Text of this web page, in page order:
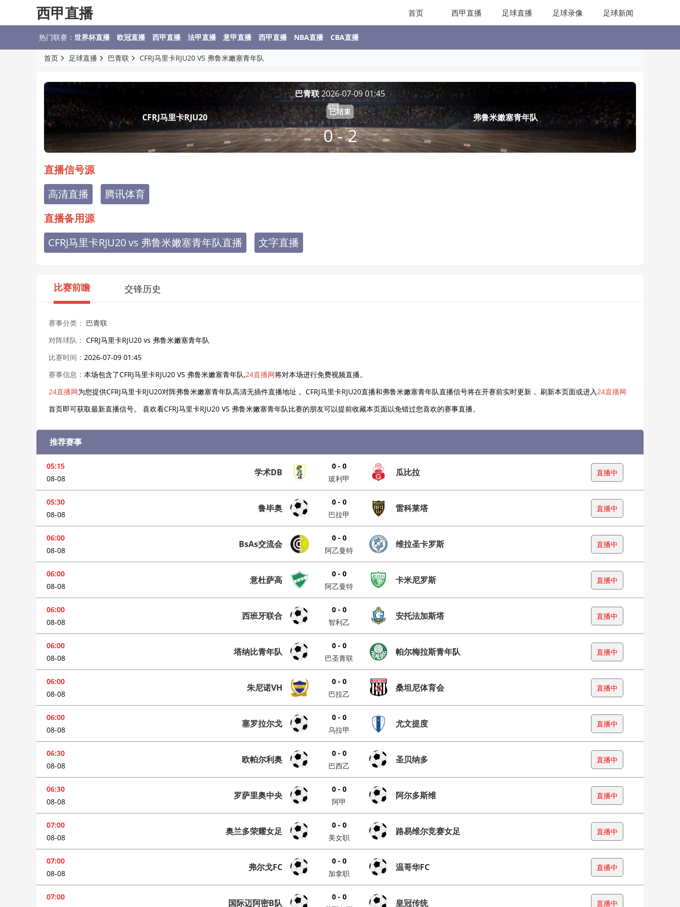
西甲直播 首页 西甲直播 足球直播 足球录像 足球新闻
热门联赛： 世界杯直播 欧冠直播 西甲直播 法甲直播 意甲直播 西甲直播 NBA直播 CBA直播
首页 足球直播 巴青联 CFRJ马里卡RJU20 VS 弗鲁米嫩塞青年队
CFRJ马里卡RJU20
巴青联2026-07-09 01:45
已结束
0 - 2
弗鲁米嫩塞青年队
直播信号源
高清直播
腾讯体育
直播备用源
CFRJ马里卡RJU20 vs 弗鲁米嫩塞青年队直播
文字直播
比赛前瞻 交锋历史
赛事分类： 巴青联
对阵球队： CFRJ马里卡RJU20 vs 弗鲁米嫩塞青年队
比赛时间： 2026-07-09 01:45
赛事信息： 本场包含了CFRJ马里卡RJU20 VS 弗鲁米嫩塞青年队,24直播网将对本场进行免费视频直播。
24直播网为您提供CFRJ马里卡RJU20对阵弗鲁米嫩塞青年队高清无插件直播地址， CFRJ马里卡RJU20直播和弗鲁米嫩塞青年队直播信号将在开赛前实时更新， 刷新本页面或进入24直播网
首页即可获取最新直播信号。 喜欢看CFRJ马里卡RJU20 VS 弗鲁米嫩塞青年队比赛的朋友可以提前收藏本页面以免错过您喜欢的赛事直播。
推荐赛事
05:15
08-08
学术DB
0 - 0
玻利甲
瓜比拉 直播中
05:30
08-08
鲁毕奥
0 - 0
巴拉甲
雷科莱塔 直播中
06:00
08-08
BsAs交流会
0 - 0
阿乙曼特
维拉圣卡罗斯 直播中
06:00
08-08
意杜萨高
0 - 0
阿乙曼特
卡米尼罗斯 直播中
06:00
08-08
西班牙联合
0 - 0
智利乙
安托法加斯塔 直播中
06:00
08-08
塔纳比青年队
0 - 0
巴圣青联
帕尔梅拉斯青年队 直播中
06:00
08-08
朱尼诺VH
0 - 0
巴拉乙
桑坦尼体育会 直播中
06:00
08-08
塞罗拉尔戈
0 - 0
乌拉甲
尤文提度 直播中
06:30
08-08
欧帕尔利奥
0 - 0
巴西乙
圣贝纳多 直播中
06:30
08-08
罗萨里奥中央
0 - 0
阿甲
阿尔多斯维 直播中
07:00
08-08
奥兰多荣耀女足
0 - 0
美女职
路易维尔竞赛女足 直播中
07:00
08-08
弗尔戈FC
0 - 0
加拿职
温哥华FC 直播中
07:00
国际迈阿密B队
0 - 0
皇冠传统 直播中